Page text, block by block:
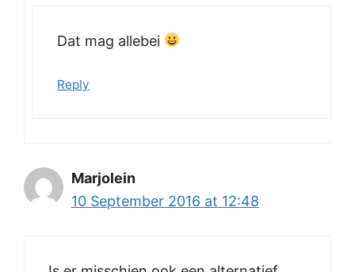
Dat mag allebei
Reply
Marjolein
10 September 2016 at 12:48